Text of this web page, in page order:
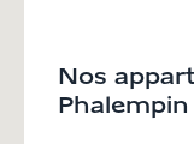
Nos
Phalempin